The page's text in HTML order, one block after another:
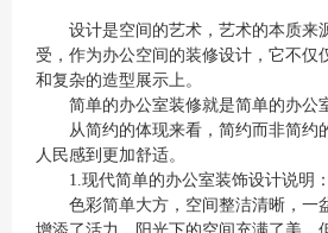
设计是空间的艺术，艺术的本质来
受，作为办公空间的装修设计，它不仅
和复杂的造型展示上。
简单的办公室装修就是简单的办公
从简约的体现来看，简约而非简约
人民感到更加舒适。
1.现代简单的办公室装饰设计说明：
色彩简单大方，空间整洁清晰，一